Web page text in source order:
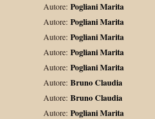
Autore: Pogliani Marita
Autore: Pogliani Marita
Autore: Pogliani Marita
Autore: Pogliani Marita
Autore: Pogliani Marita
Autore: Bruno Claudia
Autore: Bruno Claudia
Autore: Pogliani Marita